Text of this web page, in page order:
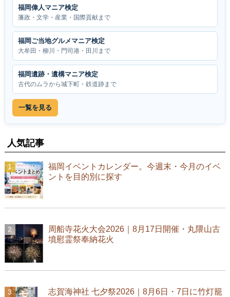
福岡偉人マニア検定
藩政・文学・産業・国際貢献まで
福岡ご当地グルメマニア検定
大牟田・柳川・門司港・田川まで
福岡遺跡・遺構マニア検定
古代のムラから城下町・鉄道跡まで
一覧を見る
人気記事
福岡イベントカレンダー。今週末・今月のイベ
ントを目的別に探す
周船寺花火大会2026｜8月17日開催・丸隈山古
墳慰霊祭奉納花火
志賀海神社 七夕祭2026｜8月6日・7日に竹灯籠